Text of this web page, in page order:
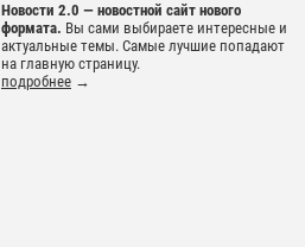
Новости 2.0 — новостной сайт нового
формата. Вы сами выбираете интересные и
актуальные темы. Самые лучшие попадают
на главную страницу.
подробнее →